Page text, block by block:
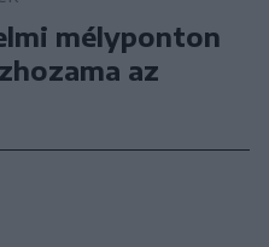
mélyponton
az